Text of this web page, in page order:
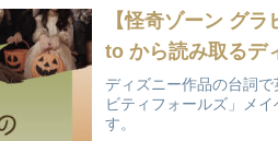
【怪奇ゾーン グ
to から読み取るデ
ディズニー作品の台詞
ビティフォールズ」メ
す。